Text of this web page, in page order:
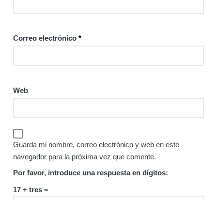
Correo electrónico *
Web
Guarda mi nombre, correo electrónico y web en este
navegador para la próxima vez que comente.
Por favor, introduce una respuesta en dígitos:
17 + tres =